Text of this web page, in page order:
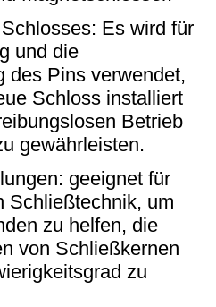
Es wird für
und die
des Pins verwendet,
Schloss installiert
Betrieb
gewährleisten.
geeignet für
Schließtechnik, um
zu helfen, die
von Schließkernen
zu